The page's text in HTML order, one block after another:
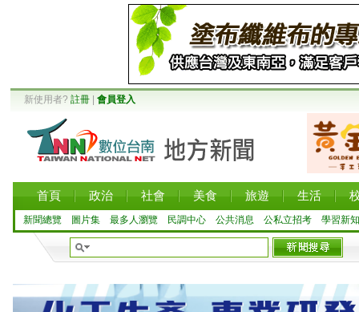
新使用者? 註冊 會員登入
首頁 政治 社會 美食 旅遊 生活
新聞總覽 圖片集 最多人瀏覽 民調中心 公共消息 公私立招考 學習新知